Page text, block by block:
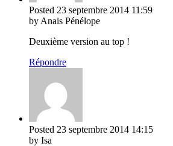
Posted 23 septembre 2014 11:59
by Anais Pénélope
Deuxième version au top !
Répondre
Posted 23 septembre 2014 14:15
by Isa